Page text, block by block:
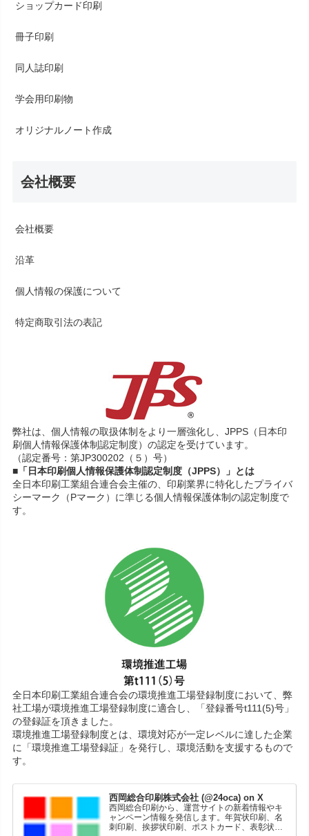
ショップカード印刷
冊子印刷
同人誌印刷
学会用印刷物
オリジナルノート作成
会社概要
会社概要
沿革
個人情報の保護について
特定商取引法の表記
弊社は、個人情報の取扱体制をより一層強化し、JPPS（日本印
刷個人情報保護体制認定制度）の認定を受けています。
（認定番号：第JP300202（５）号）
■「日本印刷個人情報保護体制認定制度（JPPS）」とは
全日本印刷工業組合連合会主催の、印刷業界に特化したプライバ
シーマーク（Pマーク）に準じる個人情報保護体制の認定制度で
す。
全日本印刷工業組合連合会の環境推進工場登録制度において、弊
社工場が環境推進工場登録制度に適合し、「登録番号t111(5)号」
の登録証を頂きました。
環境推進工場登録制度とは、環境対応が一定レベルに達した企業
に「環境推進工場登録証」を発行し、環境活動を支援するもので
す。
西岡総合印刷株式会社 (@24oca) on X
西岡総合印刷から、運営サイトの新着情報やキ
ャンペーン情報を発信します。年賀状印刷、名
刺印刷、挨拶状印刷、ポストカード、表彰状印